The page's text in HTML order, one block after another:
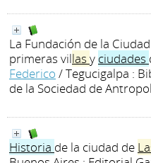
La Fundación de la
primeras villas y ciudades
Federico / Tegucigalpa :
de la Sociedad de
Historia de la ciudad de